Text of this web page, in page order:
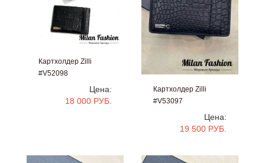
Картхолдер Zilli
#V52098
Цена:
18 000 РУБ.
Картхолдер Zilli
#V53097
Цена:
19 500 РУБ.